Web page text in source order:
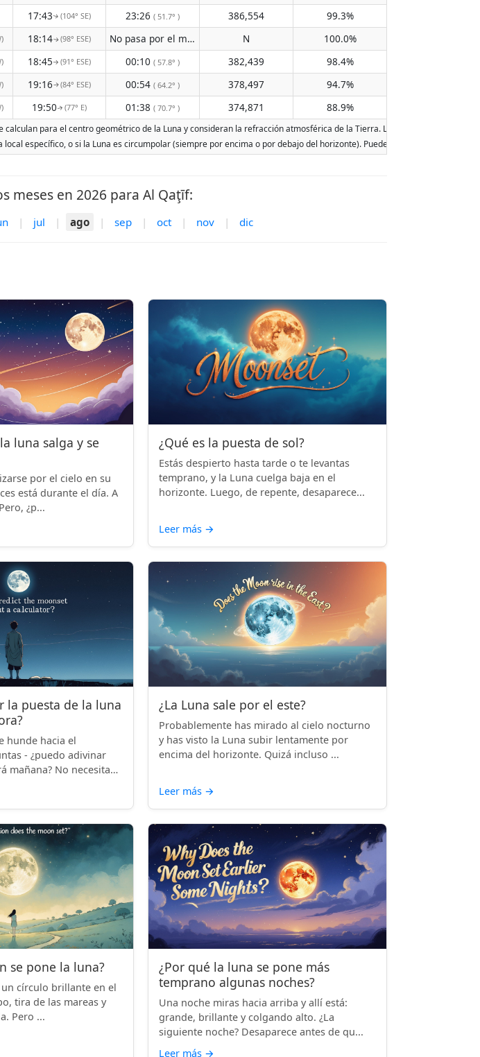
17:43↑(104° SE) 23:26 ( 51.7° ) 386,554
99.3%
18:14↑(98° ESE) No pasa por el meridiano N
100.0%
18:45↑(91° ESE) 00:10 ( 57.8° ) 382,439
98.4%
19:16↑(84° ESE) 00:54 ( 64.2° ) 378,497
94.7%
19:50↑(77° E) 01:38 ( 70.7° ) 374,871 88.9%
para el centro geométrico de la Luna y consideran la refracción atmosférica de la Tierra. Las fechas se basan
específico, o si la Luna es circumpolar (siempre por encima o por debajo del horizonte). Pueden ocurrir dos salidas
meses en 2026 para Al Qaţīf:
| jul | ago | sep | oct | nov | dic
luna salga y se
por el cielo en su
está durante el día. A
¿p...
¿Qué es la puesta de sol?
Estás despierto hasta tarde o te levantas
temprano, y la Luna cuelga baja en el
horizonte. Luego, de repente, desaparece...
Leer más →
la puesta de la luna
hunde hacia el
- ¿puedo adivinar
mañana? No necesitas
¿La Luna sale por el este?
Probablemente has mirado al cielo nocturno
y has visto la Luna subir lentamente por
encima del horizonte. Quizá incluso ...
Leer más →
se pone la luna?
un círculo brillante en el
tira de las mareas y
Pero ...
¿Por qué la luna se pone más
temprano algunas noches?
Una noche miras hacia arriba y allí está:
grande, brillante y colgando alto. ¿La
siguiente noche? Desaparece antes de qu...
Leer más →